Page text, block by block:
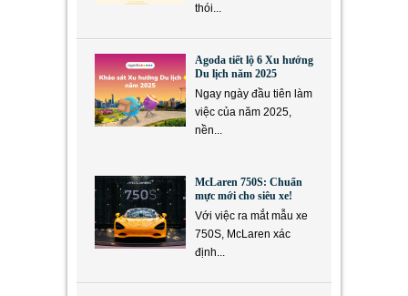
thói...
Agoda tiết lộ 6 Xu hướng
Du lịch năm 2025
Ngay ngày đầu tiên làm
việc của năm 2025,
nền...
McLaren 750S: Chuẩn
mực mới cho siêu xe!
Với việc ra mắt mẫu xe
750S, McLaren xác
định...